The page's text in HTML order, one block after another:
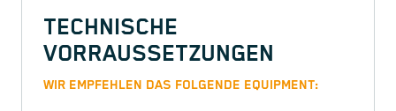
TECHNISCHE
VORRAUSSETZUNGEN
WIR EMPFEHLEN DAS FOLGENDE EQUIPMENT: